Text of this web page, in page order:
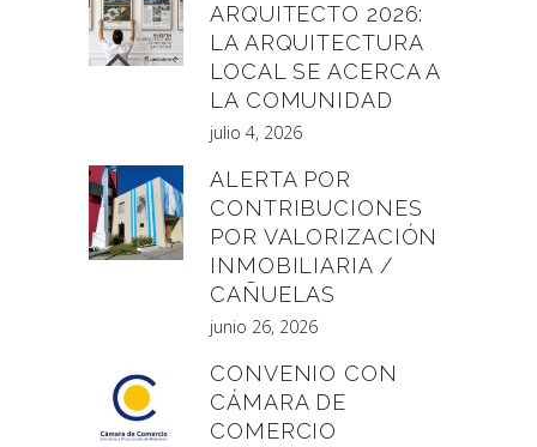
ARQUITECTO 2026:
LA ARQUITECTURA
LOCAL SE ACERCA A
LA COMUNIDAD
julio 4, 2026
ALERTA POR
CONTRIBUCIONES
POR VALORIZACIÓN
INMOBILIARIA /
CAÑUELAS
junio 26, 2026
CONVENIO CON
CÁMARA DE
COMERCIO